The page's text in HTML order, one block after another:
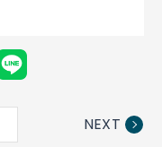
NEXT